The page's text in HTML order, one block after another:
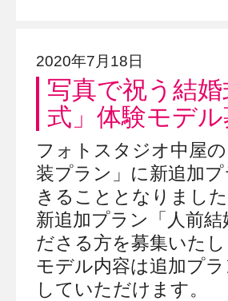
2020年7月18日
写真で祝う結
式」体験モデ
フォトスタジオ中屋
装プラン」に新追加
きることとなりました
新追加プラン「人前
ださる方を募集いたし
モデル内容は追加プ
していただけます。